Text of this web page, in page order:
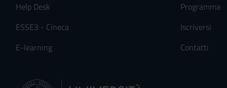
Help Desk
ESSE3 - Cineca
E-learning
Programma
Iscriversi
Contatti